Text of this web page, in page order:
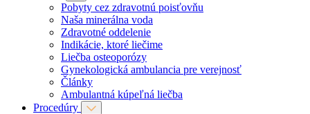
Pobyty cez zdravotnú poisťovňu
Naša minerálna voda
Zdravotné oddelenie
Indikácie, ktoré liečime
Liečba osteoporózy
Gynekologická ambulancia pre verejnosť
Články
Ambulantná kúpeľná liečba
Procedúry